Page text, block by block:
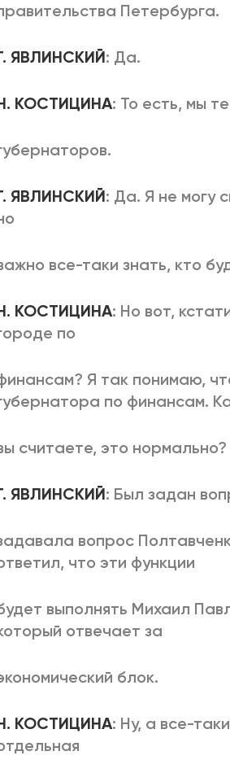
Петербурга.
ЯВЛИНСКИЙ: Да.
КОСТИЦИНА: То есть, мы
ЯВЛИНСКИЙ: Да. Я не могу
все-таки знать, кто
КОСТИЦИНА: Но вот,
по
Я так понимаю,
по финансам.
считаете, это нормально?
ЯВЛИНСКИЙ: Был задан
вопрос
что эти функции
выполнять Михаил
отвечает за
блок.
КОСТИЦИНА: Ну, а все-